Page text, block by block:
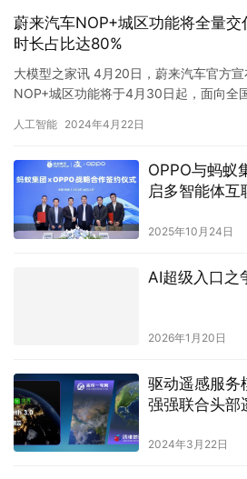
蔚来汽车NOP+城区功能将全量
时长占比达80%
大模型之家讯 4月20日，蔚来汽车官方
NOP+城区功能将于4月30日起，面向全
人工智能 2024年4月22日
OPPO与蚂蚁
启多智能体互
2025年10月24日
AI超级入口之
2026年1月20日
驱动遥感服务
强强联合头部
2024年3月22日